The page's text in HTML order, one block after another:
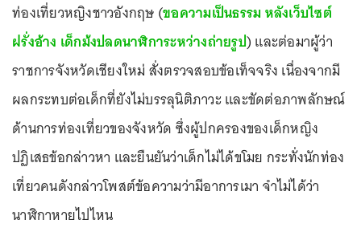
ท่องเที่ยวหญิงชาวอังกฤษ (ขอความเป็นธรรม หลังเว็บไซต์
ฝรั่งอ้าง เด็กม้งปลดนาฬิการะหว่างถ่ายรูป) และต่อมาผู้ว่า
ราชการจังหวัดเชียงใหม่ สั่งตรวจสอบข้อเท็จจริง เนื่องจากมี
ผลกระทบต่อเด็กที่ยังไม่บรรลุนิติภาวะ และขัดต่อภาพลักษณ์
ด้านการท่องเที่ยวของจังหวัด ซึ่งผู้ปกครองของเด็กหญิง
ปฏิเสธข้อกล่าวหา และยืนยันว่าเด็กไม่ได้ขโมย กระทั่งนักท่อง
เที่ยวคนดังกล่าวโพสต์ข้อความว่ามีอาการเมา จำไม่ได้ว่า
นาฬิกาหายไปไหน